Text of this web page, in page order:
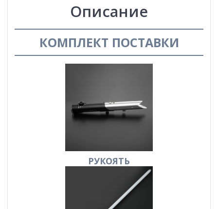
Описание
КОМПЛЕКТ ПОСТАВКИ
РУКОЯТЬ